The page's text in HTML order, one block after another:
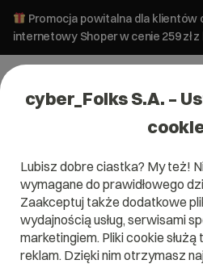
Promocja powitalna dla klientów
internetowy Shoper w cenie 259 zł z
Pomoc»Aplikacje stron»Jak
WordPress do Installatrona?
Jak wykonać import
WordPress do
cyber_Folks S.A. –
Lubisz dobre ciastka? My też!
wymagane do prawidłowego
Zaakceptuj także dodatkowe
wydajnością usług, serwisami
marketingiem. Pliki cookie
reklam. Dzięki nim otrzymasz